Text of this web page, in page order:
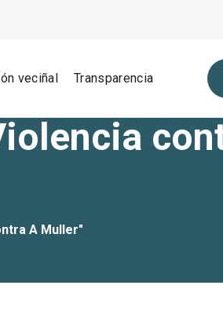
veciñal Transparencia
A Muller"